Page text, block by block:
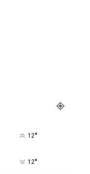
12°
12°